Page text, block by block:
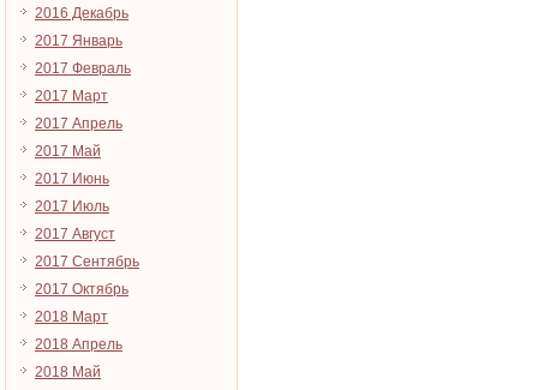
2016 Декабрь
2017 Январь
2017 Февраль
2017 Март
2017 Апрель
2017 Май
2017 Июнь
2017 Июль
2017 Август
2017 Сентябрь
2017 Октябрь
2018 Март
2018 Апрель
2018 Май